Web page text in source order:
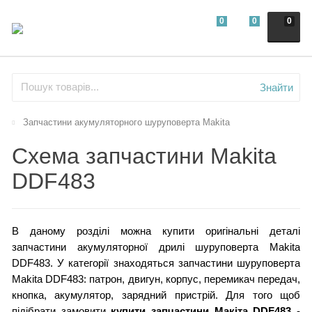
0
0 0
Знайти
Запчастини акумуляторного шуруповерта Makita
Схема запчастини Makita
DDF483
В даному розділі можна купити оригінальні деталі
запчастини акумуляторної дрилі шуруповерта Makita
DDF483. У категорії знаходяться запчастини шуруповерта
Makita DDF483: патрон, двигун, корпус, перемикач передач,
кнопка, акумулятор, зарядний пристрій. Для того щоб